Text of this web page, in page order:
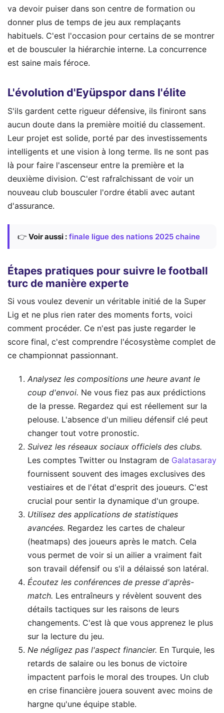
va devoir puiser dans son centre de formation ou
donner plus de temps de jeu aux remplaçants
habituels. C'est l'occasion pour certains de se montrer
et de bousculer la hiérarchie interne. La concurrence
est saine mais féroce.
L'évolution d'Eyüpspor dans l'élite
S'ils gardent cette rigueur défensive, ils finiront sans
aucun doute dans la première moitié du classement.
Leur projet est solide, porté par des investissements
intelligents et une vision à long terme. Ils ne sont pas
là pour faire l'ascenseur entre la première et la
deuxième division. C'est rafraîchissant de voir un
nouveau club bousculer l'ordre établi avec autant
d'assurance.
👉 Voir aussi : finale ligue des nations 2025 chaine
Étapes pratiques pour suivre le football
turc de manière experte
Si vous voulez devenir un véritable initié de la Super
Lig et ne plus rien rater des moments forts, voici
comment procéder. Ce n'est pas juste regarder le
score final, c'est comprendre l'écosystème complet de
ce championnat passionnant.
Analysez les compositions une heure avant le
coup d'envoi. Ne vous fiez pas aux prédictions
de la presse. Regardez qui est réellement sur la
pelouse. L'absence d'un milieu défensif clé peut
changer tout votre pronostic.
Suivez les réseaux sociaux officiels des clubs.
Les comptes Twitter ou Instagram de Galatasaray
fournissent souvent des images exclusives des
vestiaires et de l'état d'esprit des joueurs. C'est
crucial pour sentir la dynamique d'un groupe.
Utilisez des applications de statistiques
avancées. Regardez les cartes de chaleur
(heatmaps) des joueurs après le match. Cela
vous permet de voir si un ailier a vraiment fait
son travail défensif ou s'il a délaissé son latéral.
Écoutez les conférences de presse d'après-
match. Les entraîneurs y révèlent souvent des
détails tactiques sur les raisons de leurs
changements. C'est là que vous apprenez le plus
sur la lecture du jeu.
Ne négligez pas l'aspect financier. En Turquie, les
retards de salaire ou les bonus de victoire
impactent parfois le moral des troupes. Un club
en crise financière jouera souvent avec moins de
hargne qu'une équipe stable.